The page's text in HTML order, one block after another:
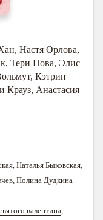
, Настя Орлова,
, Тери Нова, Элис
, Кэтрин
Крауз, Анастасия
, Наталья Быковская,
, Полина Дудкина
валентина,